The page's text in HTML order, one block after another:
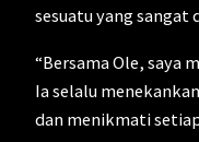
sesuatu yang sangat
“Bersama Ole, saya
Ia selalu
dan menikmati